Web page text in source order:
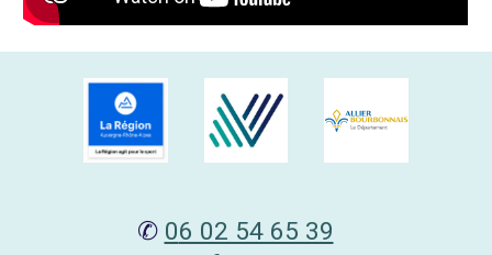
✆ 06 02 54 65 39